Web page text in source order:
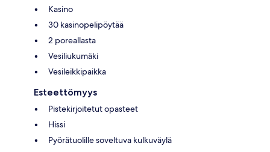
Kasino
30 kasinopelipöytää
2 poreallasta
Vesiliukumäki
Vesileikkipaikka
Esteettömyys
Pistekirjoitetut opasteet
Hissi
Pyörätuolille soveltuva kulkuväylä